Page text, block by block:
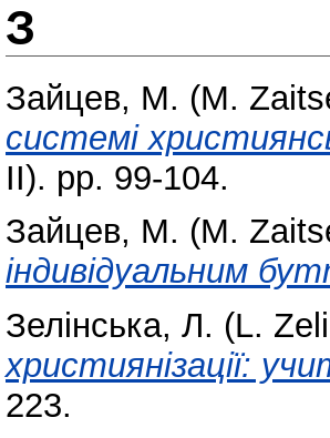
З
Зайцев, М. (M.
системі
ІІ). pp. 99-104.
Зайцев, М. (M.
індивідуальним
Зелінська, Л. (L.
християнізації:
223.